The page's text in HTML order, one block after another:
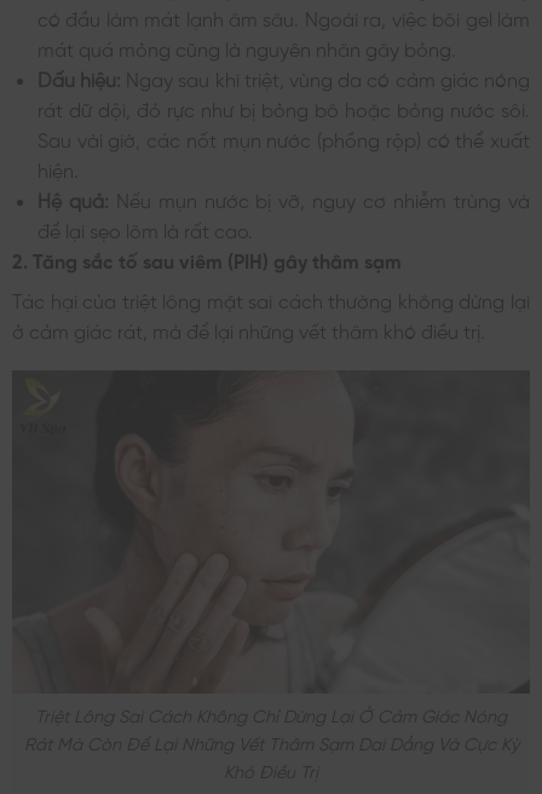
có đầu làm mát lạnh âm sâu. Ngoài ra, việc bôi gel làm
mát quá mỏng cũng là nguyên nhân gây bỏng.
Dấu hiệu: Ngay sau khi triệt, vùng da có cảm giác nóng
rát dữ dội, đỏ rực như bị bỏng bô hoặc bỏng nước sôi.
Sau vài giờ, các nốt mụn nước (phồng rộp) có thể xuất
hiện.
Hệ quả: Nếu mụn nước bị vỡ, nguy cơ nhiễm trùng và
để lại sẹo lõm là rất cao.
2. Tăng sắc tố sau viêm (PIH) gây thâm sạm
Tác hại của triệt lông mặt sai cách thường không dừng lại
ở cảm giác rát, mà để lại những vết thâm khó điều trị.
Triệt Lông Sai Cách Không Chỉ Dừng Lại Ở Cảm Giác Nóng
Rát Mà Còn Để Lại Những Vết Thâm Sạm Dai Dẳng Và Cực Kỳ